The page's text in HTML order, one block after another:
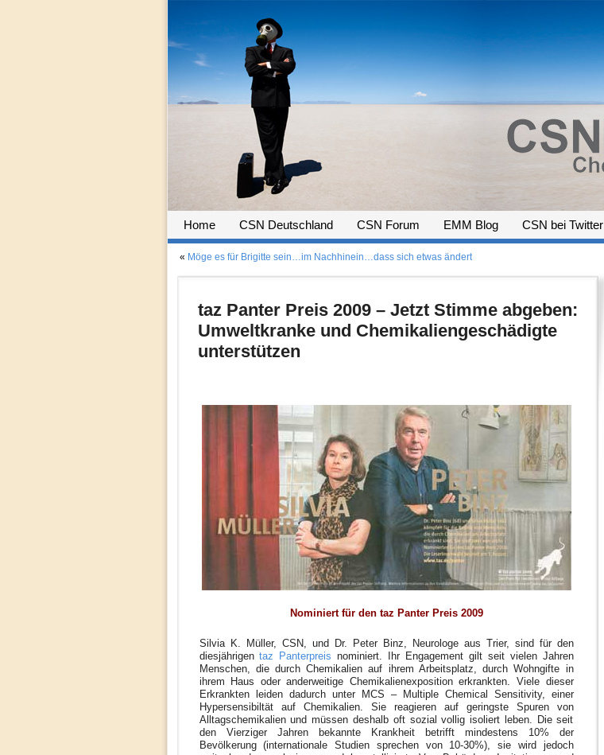
Home CSN Deutschland CSN Forum EMM Blog CSN bei Twitter
« Möge es für Brigitte sein…im Nachhinein…dass sich etwas ändert
taz Panter Preis 2009 – Jetzt Stimme abgeben:
Umweltkranke und Chemikaliengeschädigte
unterstützen
Nominiert für den taz Panter Preis 2009
Silvia K. Müller, CSN, und Dr. Peter Binz, Neurologe aus Trier, sind für den
diesjährigentaz Panterpreis nominiert. Ihr Engagement gilt seit vielen Jahren
Menschen, die durch Chemikalien auf ihrem Arbeitsplatz, durch Wohngifte in
ihrem Haus oder anderweitige Chemikalienexposition erkrankten. Viele dieser
Erkrankten leiden dadurch unter MCS – Multiple Chemical Sensitivity, einer
Hypersensibiltät auf Chemikalien. Sie reagieren auf geringste Spuren von
Alltagschemikalien und müssen deshalb oft sozial vollig isoliert leben. Die seit
den Vierziger Jahren bekannte Krankheit betrifft mindestens 10% der
Bevölkerung (internationale Studien sprechen von 10-30%), sie wird jedoch